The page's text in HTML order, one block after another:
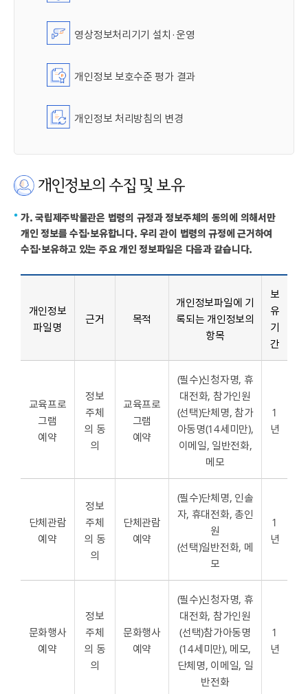
영상정보처리기기 설치·운영
개인정보 보호수준 평가 결과
개인정보 처리방침의 변경
개인정보의 수집 및 보유
가. 국립제주박물관은 법령의 규정과 정보주체의 동의에 의해서만
개인 정보를 수집·보유합니다. 우리 관이 법령의 규정에 근거하여
수집·보유하고 있는 주요 개인 정보파일은 다음과 같습니다.
개인정보
파일명
근거 목적
개인정보파일에 기
록되는 개인정보의
항목
보
유
기
간
교육프로
그램
예약
정보
주체
의 동
의
교육프로
그램
예약
(필수)신청자명, 휴
대전화, 참가인원
(선택)단체명, 참가
아동명(14세미만),
이메일, 일반전화,
메모
1
년
단체관람
예약
정보
주체
의 동
의
단체관람
예약
(필수)단체명, 인솔
자, 휴대전화, 총인
원
(선택)일반전화, 메
모
1
년
문화행사
예약
정보
주체
의 동
의
문화행사
예약
(필수)신청자명, 휴
대전화, 참가인원
(선택)참가아동명
(14세미만), 메모,
단체명, 이메일, 일
반전화
1
년